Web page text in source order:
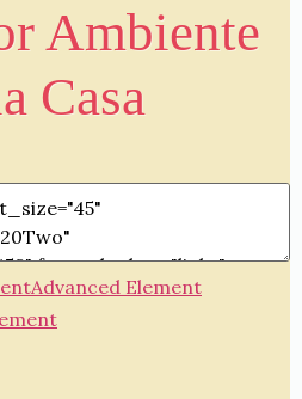
Ambiente
Casa
Advanced Element